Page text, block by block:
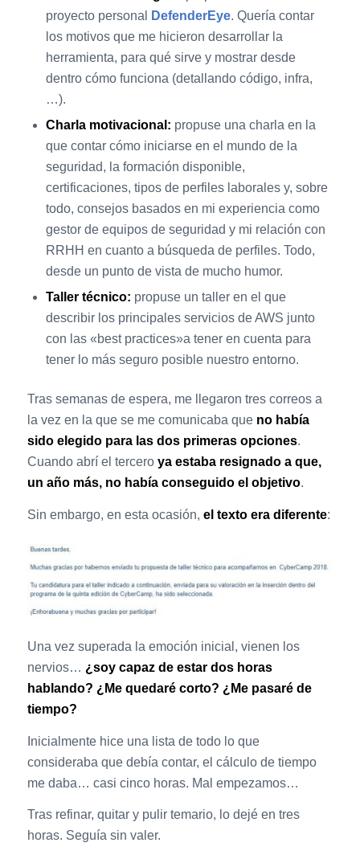
proyecto personal
DefenderEye. Quería contar
los motivos que me hicieron desarrollar la
herramienta, para qué sirve y mostrar desde
dentro cómo funciona (detallando código, infra,
…).
Charla motivacional: propuse una charla en la
que contar cómo iniciarse en el mundo de la
seguridad, la formación disponible,
certificaciones, tipos de perfiles laborales y, sobre
todo, consejos basados en mi experiencia como
gestor de equipos de seguridad y mi relación con
RRHH en cuanto a búsqueda de perfiles. Todo,
desde un punto de vista de mucho humor.
Taller técnico: propuse un taller en el que
describir los principales servicios de AWS junto
con las «best practices»a tener en cuenta para
tener lo más seguro posible nuestro entorno.
Tras semanas de espera, me llegaron tres correos a
la vez en la que se me comunicaba que no había
sido elegido para las dos primeras opciones.
Cuando abrí el tercero ya estaba resignado a que,
un año más, no había conseguido el objetivo.
Sin embargo, en esta ocasión, el texto era diferente:
Una vez superada la emoción inicial, vienen los
nervios… ¿soy capaz de estar dos horas
hablando? ¿Me quedaré corto? ¿Me pasaré de
tiempo?
Inicialmente hice una lista de todo lo que
consideraba que debía contar, el cálculo de tiempo
me daba… casi cinco horas. Mal empezamos…
Tras refinar, quitar y pulir temario, lo dejé en tres
horas. Seguía sin valer.